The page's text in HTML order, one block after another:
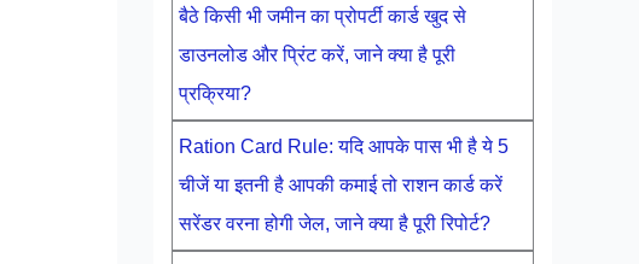
बैठे किसी भी जमीन का प्रोपर्टी कार्ड खुद से
डाउनलोड और प्रिंट करें, जाने क्या है पूरी
प्रक्रिया?
Ration Card Rule: यदि आपके पास भी है ये 5
चीजें या इतनी है आपकी कमाई तो राशन कार्ड करें
सरेंडर वरना होगी जेल, जाने क्या है पूरी रिपोर्ट?